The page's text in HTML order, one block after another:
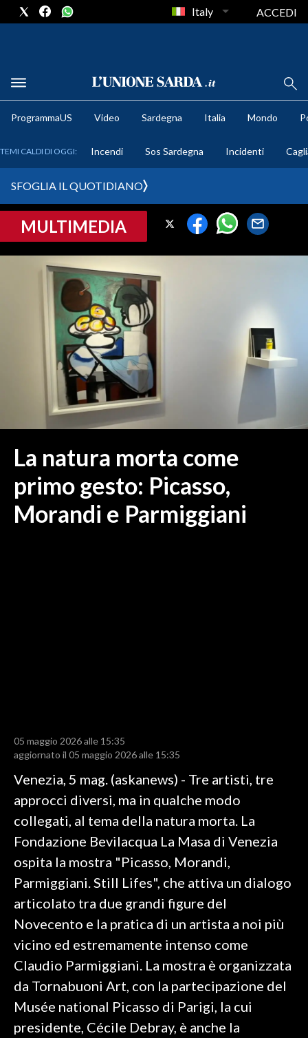
METEO
CRONACA SARDEGNA
PROVINCIA DI CAGLIARI
SULCIS IGLESIENTE
MEDIO CAMPIDANO
ORISTANO E PROVINCIA
SASSARI E PROVINCIA
NUORO E PROVINCIA
OGLIASTRA
ITALIA
MONDO
RISULTATI E CLASSIFICHE
CALCIO REGIONALE
BASKET
VOLLEY
MOTORI
TENNIS
ALTRI SPORT
CULTURA
GOSSIP
SALUTE
Italy ACCEDI
ProgrammaUS Video Sardegna Italia Mondo
TEMI CALDI DI OGGI: Incendi Sos Sardegna Incidenti
SFOGLIA IL QUOTIDIANO
MULTIMEDIA
La natura morta come
primo gesto: Picasso,
Morandi e Parmiggiani
05 maggio 2026 alle 15:35
aggiornato il 05 maggio 2026 alle 15:35
Venezia, 5 mag. (askanews) - Tre artisti, tre
approcci diversi, ma in qualche modo
collegati, al tema della natura morta. La
Fondazione Bevilacqua La Masa di Venezia
ospita la mostra "Picasso, Morandi,
Parmiggiani. Still Lifes", che attiva un dialogo
articolato tra due grandi figure del
Novecento e la pratica di un artista a noi più
vicino ed estremamente intenso come
Claudio Parmiggiani. La mostra è organizzata
da Tornabuoni Art, con la partecipazione del
Musée national Picasso di Parigi, la cui
presidente, Cécile Debray, è anche la